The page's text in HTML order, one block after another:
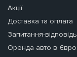
Акції
Доставка та оплата
Запитання-відповідь
Оренда авто в